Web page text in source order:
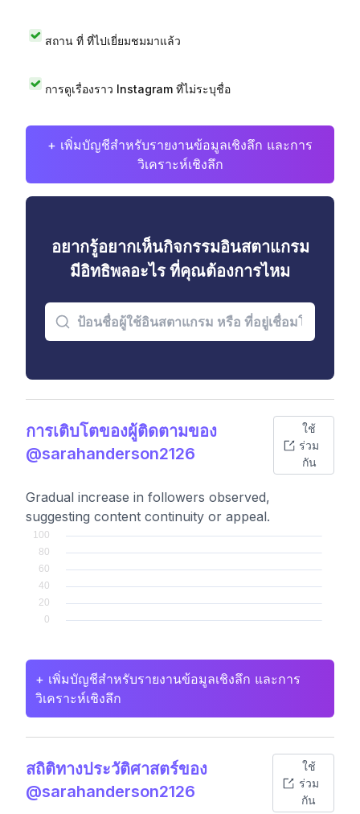
สถาน ที่ ที่ไปเยี่ยมชมมาแล้ว
การดูเรื่องราว Instagram ที่ไม่ระบุชื่อ
+ เพิ่มบัญชีสำหรับรายงานข้อมูลเชิงลึก และการ
วิเคราะห์เชิงลึก
อยากรู้อยากเห็นกิจกรรมอินสตาแกรม
มีอิทธิพลอะไร ที่คุณต้องการไหม
การเติบโตของผู้ติดตามของ
@sarahanderson2126
ใช้
ร่วม
กัน
Gradual increase in followers observed,
suggesting content continuity or appeal.
+ เพิ่มบัญชีสำหรับรายงานข้อมูลเชิงลึก และการ
วิเคราะห์เชิงลึก
สถิติทางประวัติศาสตร์ของ
@sarahanderson2126
ใช้
ร่วม
กัน